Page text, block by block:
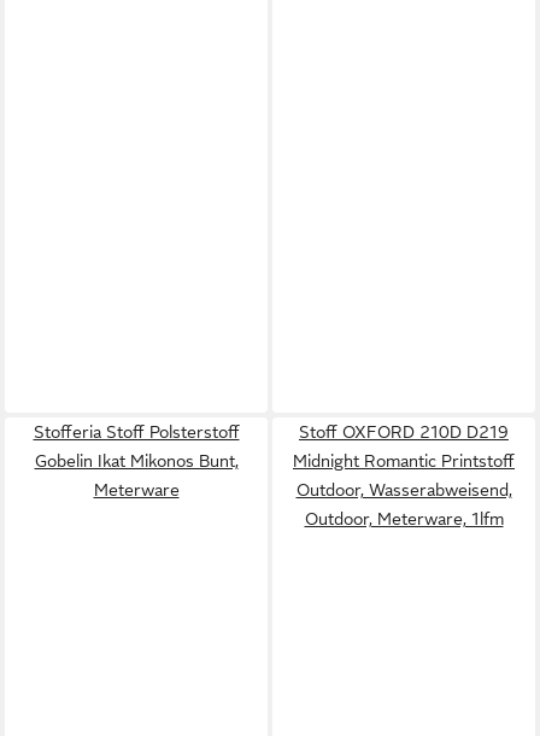
Stofferia Stoff Polsterstoff
Gobelin Ikat Mikonos Bunt,
Meterware
Stoff OXFORD 210D D219
Midnight Romantic Printstoff
Outdoor, Wasserabweisend,
Outdoor, Meterware, 1lfm